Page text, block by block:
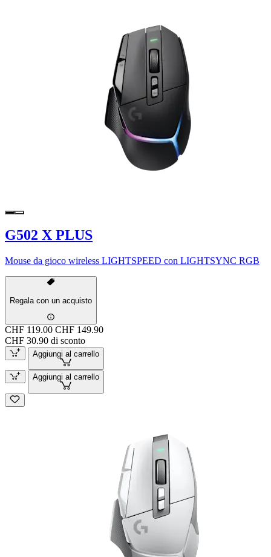
G502 X PLUS
Mouse da gioco wireless LIGHTSPEED con LIGHTSYNC RGB
Regala con un acquisto
CHF 119.00 CHF 149.90
CHF 30.90 di sconto
Aggiungi al carrello
Aggiungi al carrello